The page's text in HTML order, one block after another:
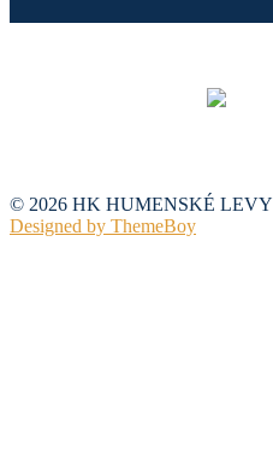
© 2026 HK HUMENSKÉ LEVY
Designed by ThemeBoy